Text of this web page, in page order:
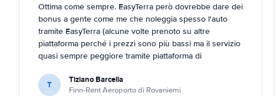
Ottima come sempre. EasyTerra però dovrebbe dare dei
bonus a gente come me che noleggia spesso l'auto
tramite EasyTerra (alcune volte prenoto su altre
piattaforma perché i prezzi sono più bassi ma il servizio
quasi sempre peggiore tramite piattaforma di
T Tiziano Barcella
Finn-Rent Aeroporto di Rovaniemi